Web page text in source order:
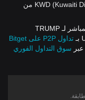
اشترِ TRUMP (أو USDT) للحصول على KWD (Kuwaiti Dinar) من
حاليًا الشراء المباشر لـ TRUMP
تداول P2P على Bitget
سوق التداول الفوري